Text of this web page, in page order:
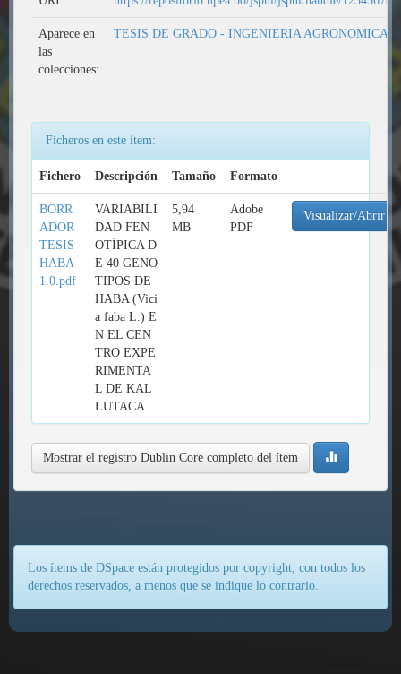
Aparece en
las
colecciones:
TESIS DE GRADO - INGENIERIA AGRONOMICA
Ficheros en este ítem:
Fichero Descripción Tamaño Formato
BORR
ADOR
TESIS
HABA
1.0.pdf
VARIABILI
DAD FEN
OTÍPICA D
E 40 GENO
TIPOS DE
HABA (Vici
a faba L.) E
N EL CEN
TRO EXPE
RIMENTA
L DE KAL
LUTACA
5,94
MB
Adobe
PDF
Visualizar/Abrir
Mostrar el registro Dublin Core completo del ítem
Los ítems de DSpace están protegidos por copyright, con todos los
derechos reservados, a menos que se indique lo contrario.